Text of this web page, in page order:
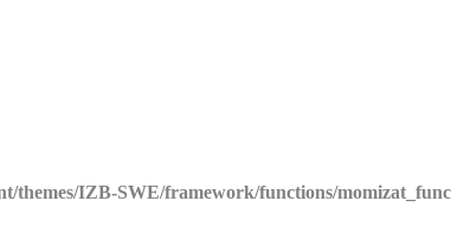
themes/IZB-SWE/framework/functions/